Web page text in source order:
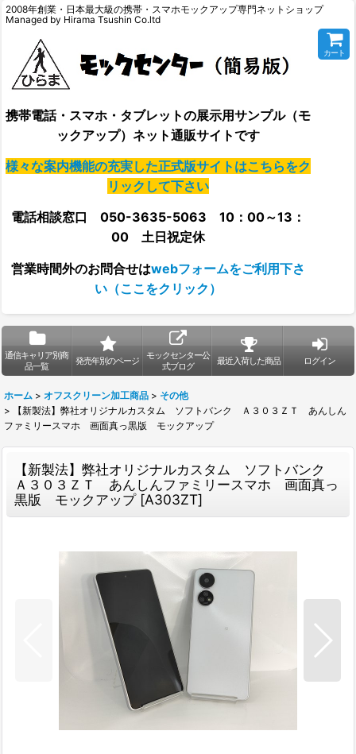
2008年創業・日本最大級の携帯・スマホモックアップ専門ネットショップ
Managed by Hirama Tsushin Co.ltd
携帯電話・スマホ・タブレットの展示用サンプル（モ
ックアップ）ネット通販サイトです
様々な案内機能の充実した正式版サイトはこちらをク
リックして下さい
電話相談窓口 050-3635-5063 10：00～13：
00 土日祝定休
営業時間外のお問合せはwebフォームをご利用下さ
い（ここをクリック）
カート
通信キャリア別商
品一覧
発売年別のページ
モックセンター公
式ブログ
最近入荷した商品 ログイン
ホーム > オフスクリーン加工商品 > その他
>
【新製法】弊社オリジナルカスタム ソフトバンク Ａ３０３ＺＴ あんしん
ファミリースマホ 画面真っ黒版 モックアップ
【新製法】弊社オリジナルカスタム ソフトバンク
Ａ３０３ＺＴ あんしんファミリースマホ 画面真っ
黒版 モックアップ [A303ZT]